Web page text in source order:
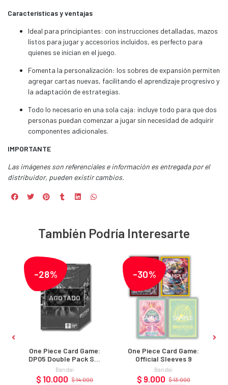
Características y ventajas
Ideal para principiantes: con instrucciones detalladas, mazos
listos para jugar y accesorios incluidos, es perfecto para
quienes se inician en el juego.
Fomenta la personalización: los sobres de expansión permiten
agregar cartas nuevas, facilitando el aprendizaje progresivo y
la adaptación de estrategias.
Todo lo necesario en una sola caja: incluye todo para que dos
personas puedan comenzar a jugar sin necesidad de adquirir
componentes adicionales.
IMPORTANTE
Las imágenes son referenciales e información es entregada por el
distribuidor, pueden existir cambios.
También Podría Interesarte
-28%
AGOTADO
One Piece Card Game:
DP05 Double Pack Set
Vol. 5
Bandai
$ 14.000
$ 10.000
-30%
One Piece Card Game:
Official Sleeves 9
Bandai
$ 13.000
$ 9.000